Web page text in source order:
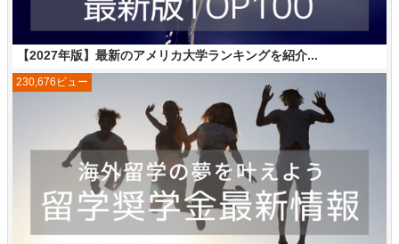
【2027年版】最新のアメリカ大学ランキングを紹介...
230,676ビュー